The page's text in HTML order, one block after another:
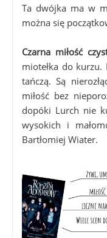
Ta dwójka ma w
można się
Czarna miłość
miotełka do kurzu.
tańczą. Są
miłość bez
dopóki Lurch nie
wysokich i
Bartłomiej Wiater.